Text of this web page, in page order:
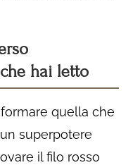
hai letto
quella che
superpotere
il filo rosso